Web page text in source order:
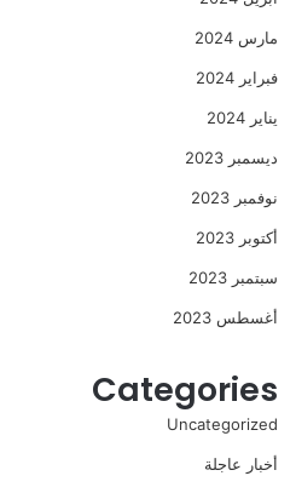
مارس 2024
فبراير 2024
يناير 2024
ديسمبر 2023
نوفمبر 2023
أكتوبر 2023
سبتمبر 2023
أغسطس 2023
Categories
Uncategorized
أخبار عاجلة